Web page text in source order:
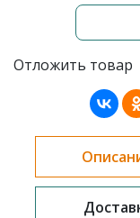
Отложить товар